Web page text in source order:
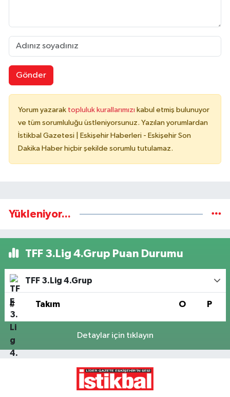
Gönder
Yorum yazarak topluluk kurallarımızı kabul etmiş bulunuyor
ve tüm sorumluluğu üstleniyorsunuz. Yazılan yorumlardan
İstikbal Gazetesi | Eskişehir Haberleri - Eskişehir Son
Dakika Haber hiçbir şekilde sorumlu tutulamaz.
Yükleniyor...
TFF 3.Lig 4.Grup Puan Durumu
TFF 3.Lig 4.Grup
# Takım O P
Detaylar için tıklayın